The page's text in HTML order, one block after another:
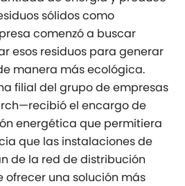
sólidos como
comenzó a buscar
esos residuos para generar
manera más ecológica.
filial del grupo de empresas
el encargo de
energética que permitiera
que las instalaciones de
de la red de distribución
una solución más